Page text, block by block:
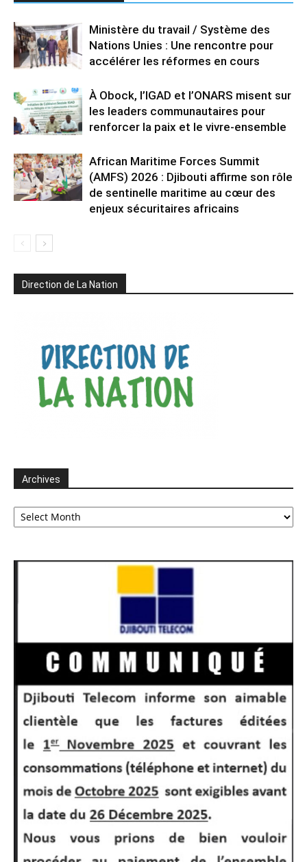
Ministère du travail / Système des
Nations Unies : Une rencontre pour
accélérer les réformes en cours
À Obock, l’IGAD et l’ONARS misent sur
les leaders communautaires pour
renforcer la paix et le vivre-ensemble
African Maritime Forces Summit
(AMFS) 2026 : Djibouti affirme son rôle
de sentinelle maritime au cœur des
enjeux sécuritaires africains
Direction de La Nation
Archives
Archives